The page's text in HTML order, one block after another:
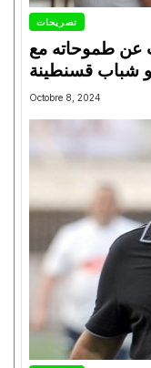
تصريحات
عن طموحاته مع
و شباب قسنطينة
Octobre 8, 2024